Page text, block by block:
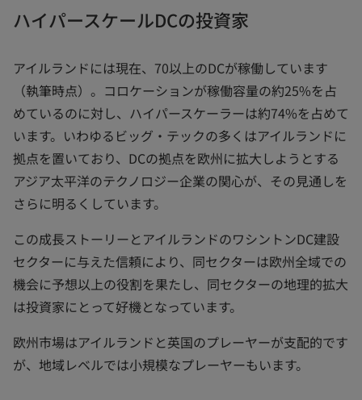
ハイパースケールDCの投資家
アイルランドには現在、70以上のDCが稼働しています
（執筆時点）。コロケーションが稼働容量の約25%を占
めているのに対し、ハイパースケーラーは約74%を占めて
います。いわゆるビッグ・テックの多くはアイルランドに
拠点を置いており、DCの拠点を欧州に拡大しようとする
アジア太平洋のテクノロジー企業の関心が、その見通しを
さらに明るくしています。
この成長ストーリーとアイルランドのワシントンDC建設
セクターに与えた信頼により、同セクターは欧州全域での
機会に予想以上の役割を果たし、同セクターの地理的拡大
は投資家にとって好機となっています。
欧州市場はアイルランドと英国のプレーヤーが支配的です
が、地域レベルでは小規模なプレーヤーもいます。